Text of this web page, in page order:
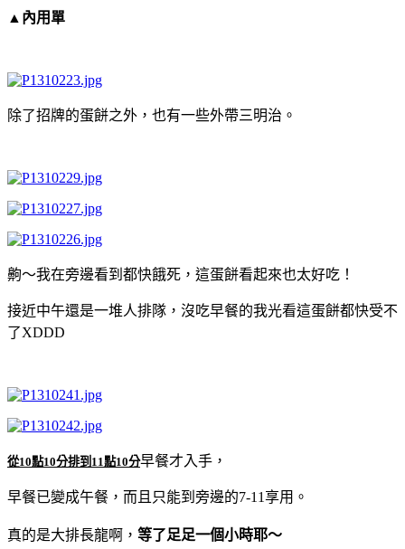
▲內用單
除了招牌的蛋餅之外，也有一些外帶三明治。
齁～我在旁邊看到都快餓死，這蛋餅看起來也太好吃！
接近中午還是一堆人排隊，沒吃早餐的我光看這蛋餅都快受不
了XDDD
從10點10分排到11點10分早餐才入手，
早餐已變成午餐，而且只能到旁邊的7-11享用。
真的是大排長龍啊， 等了足足一個小時耶～